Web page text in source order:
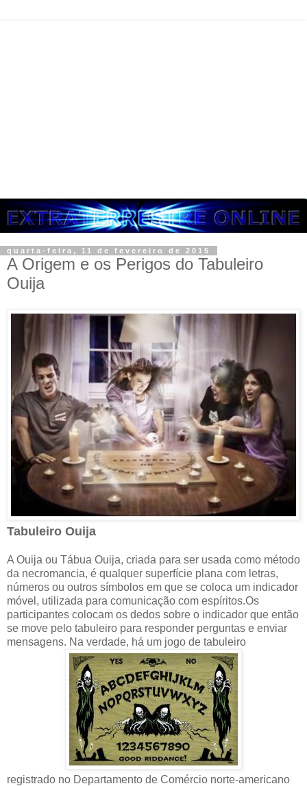
quarta-feira, 11 de fevereiro de 2015
A Origem e os Perigos do Tabuleiro
Ouija
Tabuleiro Ouija
A Ouija ou Tábua Ouija, criada para ser usada como método
da necromancia, é qualquer superfície plana com letras,
números ou outros símbolos em que se coloca um indicador
móvel, utilizada para comunicação com espíritos.Os
participantes colocam os dedos sobre o indicador que então
se move pelo tabuleiro para responder perguntas e enviar
mensagens. Na verdade, há um jogo de tabuleiro
registrado no Departamento de Comércio norte-americano